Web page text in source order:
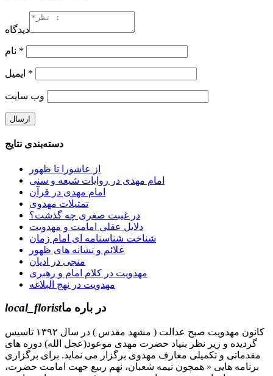
دیدگاه
*
*
وب‌ سایت
دسته‌بندی نتایج
از عاشورا تا ظهور
امام مهدی در روایات شیعه و سنی
امام مهدی در قرآن
تمثیلات مهدوی
در غیبت صغری چه گذشت؟
دلایل عقلی امامت و مهدویت
شناخت شناسنامه ای امام زمان
علائم و نشانه های ظهور
منجی در ادیان
مهدویت در کلام امام و رهبری
مهدویت در نهج البلاغه
local_floristدر باره ما
کانون مهدویت صبح عدالت ( مشهد مقدس ) در سال ۱۳۹۲ تاسیس
گردیده و زیر نظر بنیاد حضرت مهدی موعود(عجل الله) دوره های
مقدماتی و تکمیلی معارف مهدوی برگزار می نماید. برای برگزاری
برنامه هایی « همچون نیمه شعبان، نهم ربیع جهت امامت حضرت،